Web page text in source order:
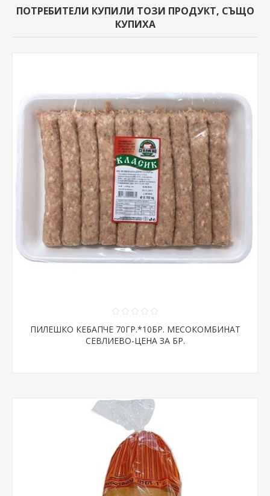
ПОТРЕБИТЕЛИ КУПИЛИ ТОЗИ ПРОДУКТ, СЪЩО
КУПИХА
ПИЛЕШКО КЕБАПЧЕ 70ГР.*10БР. МЕСОКОМБИНАТ
СЕВЛИЕВО-ЦЕНА ЗА БР.